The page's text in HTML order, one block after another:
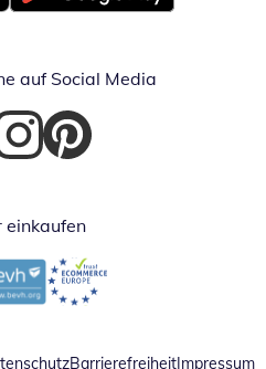
Öffnet in neuem Fenster
auf Social Media
neuem Fenster
in neuem Fenster
Öffnet in neuem Fenster
einkaufen
neuem Fenster
Öffnet in neuem Fenster
BarrierefreiheitImpressum